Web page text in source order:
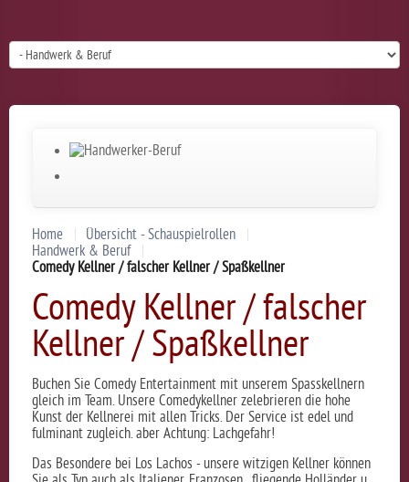
Home
Übersicht - Schauspielrollen
Handwerk & Beruf
Comedy Kellner / falscher Kellner / Spaßkellner
Comedy Kellner / falscher
Kellner / Spaßkellner
Buchen Sie Comedy Entertainment mit unserem Spasskellnern
gleich im Team. Unsere Comedykellner zelebrieren die hohe
Kunst der Kellnerei mit allen Tricks. Der Service ist edel und
fulminant zugleich. aber Achtung: Lachgefahr!
Das Besondere bei Los Lachos - unsere witzigen Kellner können